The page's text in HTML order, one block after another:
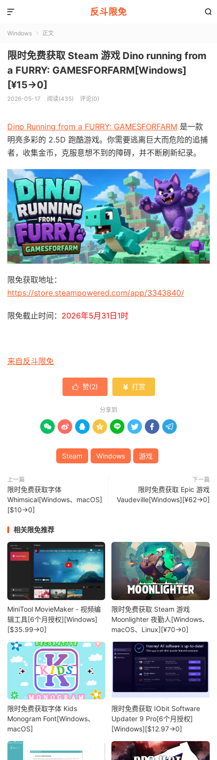
反斗限免 

Windows  正文
限时免费获取 Steam 游戏 Dino running from
a FURRY: GAMESFORFARM[Windows]
[¥15→0]
2026-05-17 阅读(435) 评论(0)
Dino Running from a FURRY: GAMESFORFARM 是一款
明亮多彩的 2.5D 跑酷游戏。你需要逃离巨大而危险的追捕
者，收集金币，克服意想不到的障碍，并不断刷新纪录。
限免获取地址：
https://store.steampowered.com/app/3343840/
限免截止时间： 2026年5月31日1时
来自反斗限免
 赞(2)  打赏
分享到
       
Steam Windows 游戏
上一篇
限时免费获取字体
Whimsical[Windows、macOS]
[$10→0]
下一篇
限时免费获取 Epic 游戏
Vaudeville[Windows][¥62→0]
相关限免推荐
MiniTool MovieMaker - 视频编
辑工具[6个月授权][Windows]
[$35.99→0]
限时免费获取 Steam 游戏
Moonlighter 夜勤人[Windows、
macOS、Linux][¥70→0]
限时免费获取字体 Kids
Monogram Font[Windows、
macOS]
限时免费获取 IObit Software
Updater 9 Pro[6个月授权]
[Windows][$12.97→0]